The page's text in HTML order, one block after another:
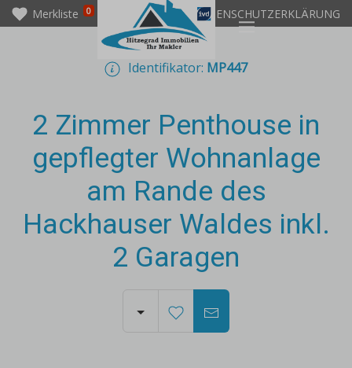
Merkliste 0 IMPRESSUM DATENSCHUTZERKLÄRUNG
Identifikator: MP447
2 Zimmer Penthouse in
gepflegter Wohnanlage
am Rande des
Hackhauser Waldes inkl.
2 Garagen